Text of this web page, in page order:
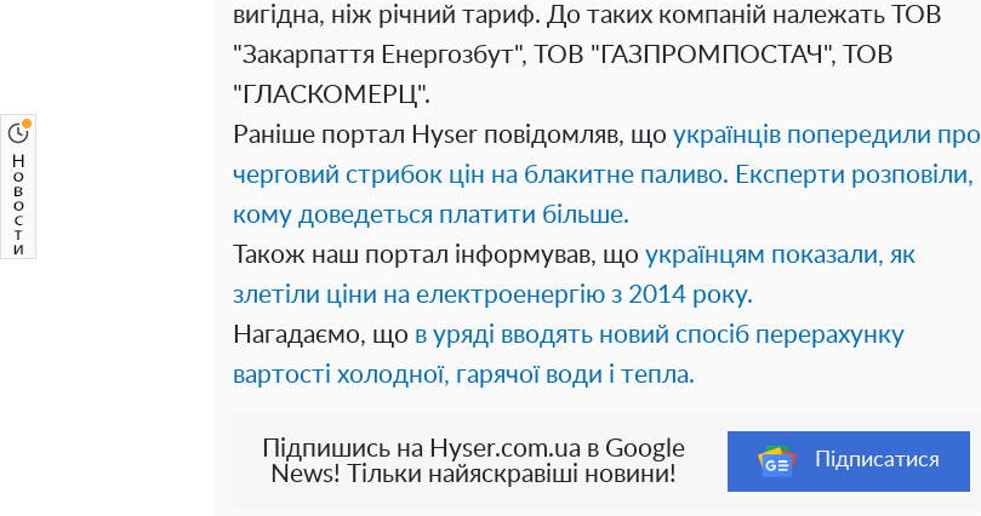
вигідна, ніж річний тариф. До таких компаній належать ТОВ
"Закарпаття Енергозбут", ТОВ "ГАЗПРОМПОСТАЧ", ТОВ
"ГЛАСКОМЕРЦ".
Раніше портал Hyser повідомляв, що українців попередили про
черговий стрибок цін на блакитне паливо. Експерти розповіли,
кому доведеться платити більше.
Також наш портал інформував, що українцям показали, як
злетіли ціни на електроенергію з 2014 року.
Нагадаємо, що в уряді вводять новий спосіб перерахунку
вартості холодної, гарячої води і тепла.
Підпишись на Hyser.com.ua в Google
News! Тільки найяскравіші новини!
Підписатися